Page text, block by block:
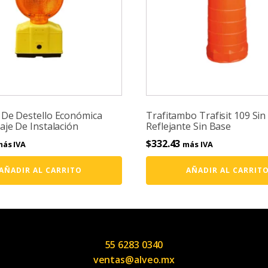
Destello Económica
De Instalación
IVA
AL CARRITO
Trafitambo Trafisit 109 Sin
Reflejante Sin Base
$332.43 más IVA
AÑADIR AL
55 6283 0340
ventas@alveo.mx